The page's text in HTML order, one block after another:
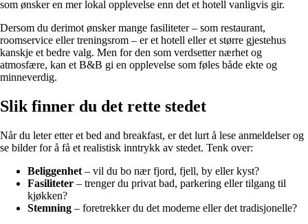
som ønsker en mer lokal opplevelse enn det et hotell vanligvis gir.
Dersom du derimot ønsker mange fasiliteter – som restaurant,
roomservice eller treningsrom – er et hotell eller et større gjestehus
kanskje et bedre valg. Men for den som verdsetter nærhet og
atmosfære, kan et B&B gi en opplevelse som føles både ekte og
minneverdig.
Slik finner du det rette stedet
Når du leter etter et bed and breakfast, er det lurt å lese anmeldelser og
se bilder for å få et realistisk inntrykk av stedet. Tenk over:
Beliggenhet – vil du bo nær fjord, fjell, by eller kyst?
Fasiliteter – trenger du privat bad, parkering eller tilgang til
kjøkken?
Stemning – foretrekker du det moderne eller det tradisjonelle?